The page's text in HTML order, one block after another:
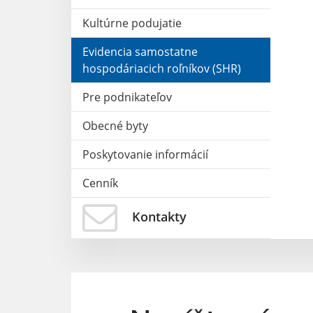
Kultúrne podujatie
Evidencia samostatne
hospodáriacich roľníkov (SHR)
Pre podnikateľov
Obecné byty
Poskytovanie informácií
Cenník
Kontakty